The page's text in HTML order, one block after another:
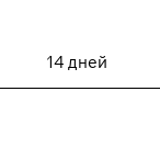
14 дней